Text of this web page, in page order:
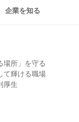
企業を知る
場所」を守る
て輝ける職場
厚生